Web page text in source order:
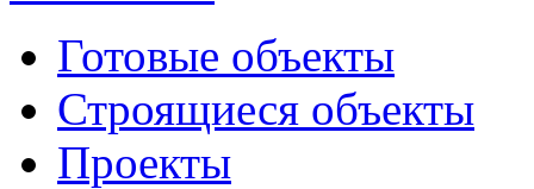
Готовые объекты
Строящиеся объекты
Проекты